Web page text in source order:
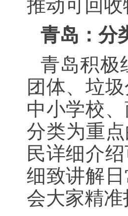
推动可回
青岛：分
青岛积极
团体、垃
中小学校
分类为重
民详细介
细致讲解
会大家精